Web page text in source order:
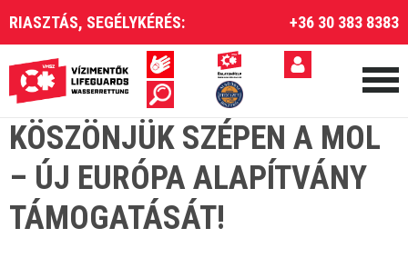
RIASZTÁS, SEGÉLYKÉRÉS: +36 30 383 8383
KÖSZÖNJÜK SZÉPEN A MOL
– ÚJ EURÓPA ALAPÍTVÁNY
TÁMOGATÁSÁT!